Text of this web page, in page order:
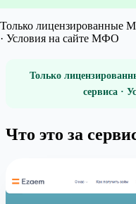
Только лицензированные
· Условия на сайте МФО
Только
сервиса ·
Что это за